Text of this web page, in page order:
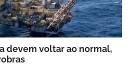
devem voltar ao normal,